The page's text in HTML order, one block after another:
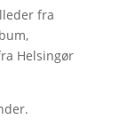
fra
Helsingør